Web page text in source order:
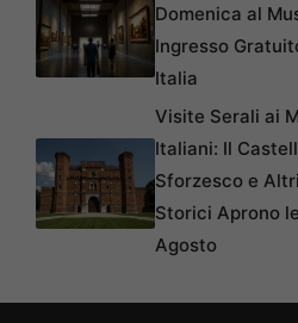
Domenica al
Ingresso
Italia
Visite Serali ai
Italiani: Il
Sforzesco e
Storici Aprono
Agosto